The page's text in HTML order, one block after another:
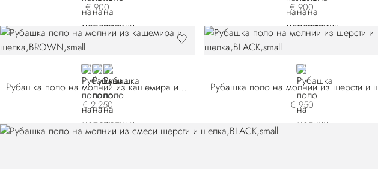
€ 900 € 900
BROWN
GREEN
BEIGE
Рубашка поло на молнии из кашемира и шелка
€ 2.250
BLACK
€ 950